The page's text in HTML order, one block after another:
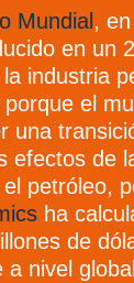
Mundial,
en un
industria
el
una
efectos de
petróleo,
ha
de
nivel